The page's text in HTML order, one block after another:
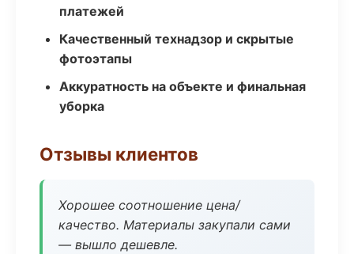
платежей
Качественный технадзор и скрытые
фотоэтапы
Аккуратность на объекте и финальная
уборка
Отзывы клиентов
Хорошее соотношение цена/
качество. Материалы закупали сами
— вышло дешевле.